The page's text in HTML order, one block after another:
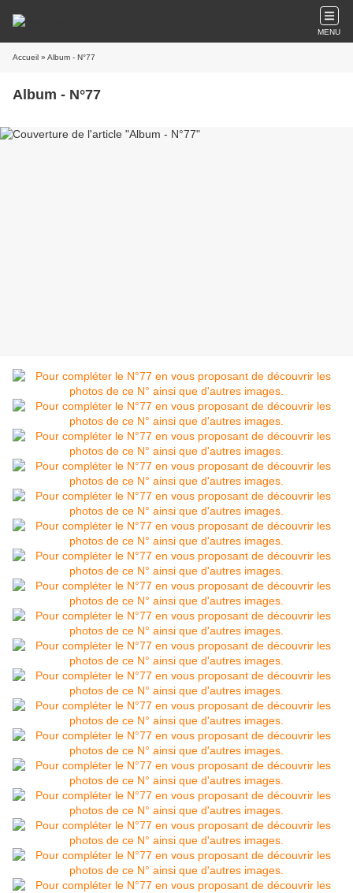
MENU
Accueil » Album - N°77
Album - N°77